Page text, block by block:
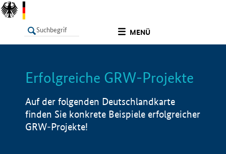
MENÜ
LISTE Info
Erfolgreiche GRW-Projekte
Auf der folgenden Deutschlandkarte
finden Sie konkrete Beispiele erfolgreicher
GRW-Projekte!